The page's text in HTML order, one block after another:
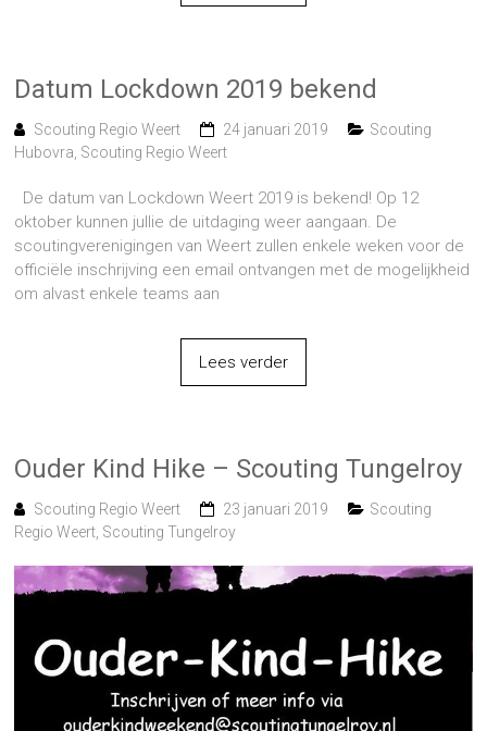
Datum Lockdown 2019 bekend
Scouting Regio Weert 24 januari 2019
Scouting
Hubovra Scouting Regio Weert
De datum van Lockdown Weert 2019 is bekend! Op 12
oktober kunnen jullie de uitdaging weer aangaan. De
scoutingverenigingen van Weert zullen enkele weken voor de
officiële inschrijving een email ontvangen met de mogelijkheid
om alvast enkele teams aan
Lees verder
Ouder Kind Hike – Scouting Tungelroy
Scouting Regio Weert 23 januari 2019
Scouting
Regio Weert Scouting Tungelroy